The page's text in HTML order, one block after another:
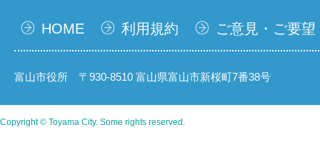
HOME 利用規約 ご意見・ご要望
富山市役所 〒930-8510 富山県富山市新桜町7番38号
Copyright © Toyama City. Some rights reserved.